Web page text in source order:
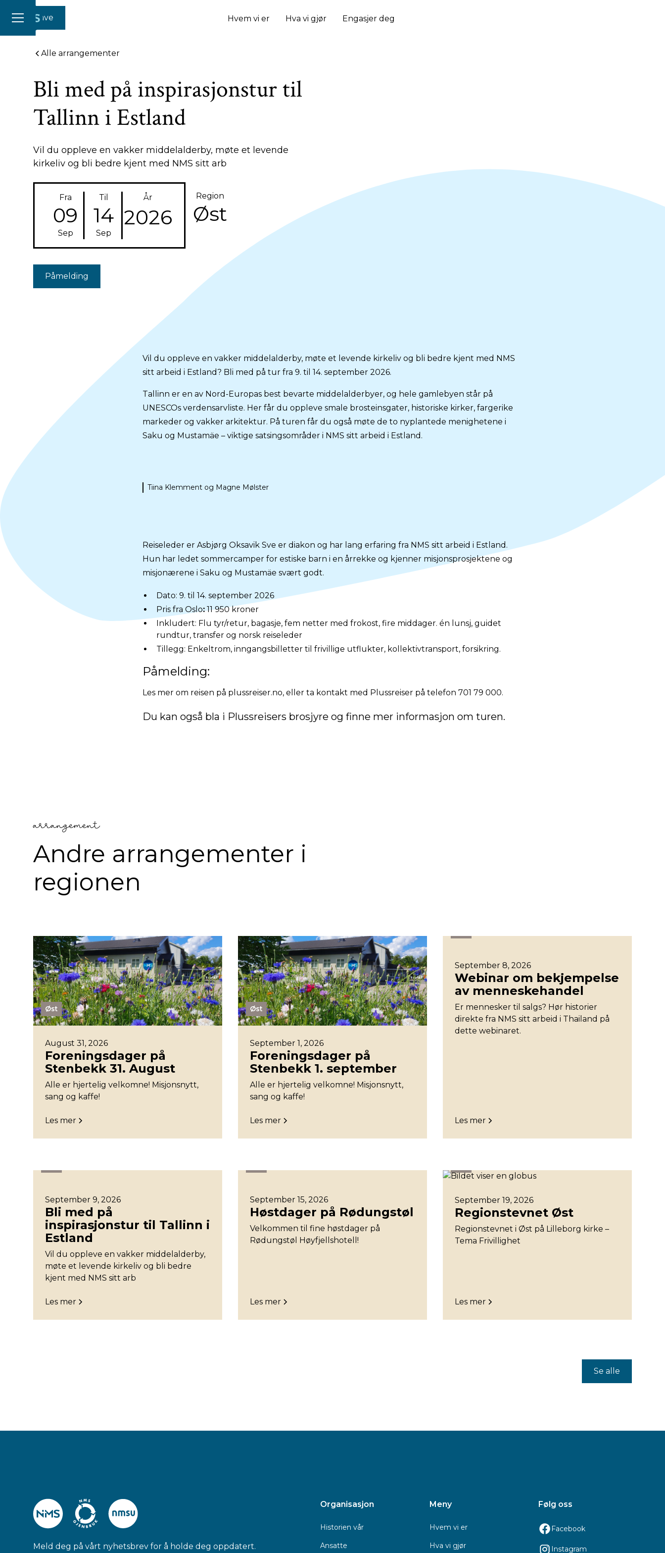
Hvem vi er Hva vi gjør Engasjer deg
Gi en gave
Alle arrangementer
Bli med på inspirasjonstur til
Tallinn i Estland
Vil du oppleve en vakker middelalderby, møte et levende
kirkeliv og bli bedre kjent med NMS sitt arb
Fra
09
Sep
Til
14
Sep
År
2026
Region
Øst
Påmelding
Vil du oppleve en vakker middelalderby, møte et levende kirkeliv og bli bedre kjent med NMS
sitt arbeid i Estland? Bli med på tur fra 9. til 14. september 2026.
Tallinn er en av Nord-Europas best bevarte middelalderbyer, og hele gamlebyen står på
UNESCOs verdensarvliste. Her får du oppleve smale brosteinsgater, historiske kirker, fargerike
markeder og vakker arkitektur. På turen får du også møte de to nyplantede menighetene i
Saku og Mustamäe – viktige satsingsområder i NMS sitt arbeid i Estland.
Tiina Klemment og Magne Mølster
Reiseleder er Asbjørg Oksavik Sve er diakon og har lang erfaring fra NMS sitt arbeid i Estland.
Hun har ledet sommercamper for estiske barn i en årrekke og kjenner misjonsprosjektene og
misjonærene i Saku og Mustamäe svært godt.
Dato: 9. til 14. september 2026
Pris fra Oslo:11 950 kroner
Inkludert: Flu tyr/retur, bagasje, fem netter med frokost, fire middager. én lunsj, guidet
rundtur, transfer og norsk reiseleder
Tillegg: Enkeltrom, inngangsbilletter til frivillige utflukter, kollektivtransport, forsikring.
Påmelding:
Les mer om reisen på plussreiser.no, eller ta kontakt med Plussreiser på telefon 701 79 000.
Du kan også bla i Plussreisers brosjyre og finne mer informasjon om turen.
arrangement
Andre arrangementer i
regionen
Øst
August 31, 2026
Foreningsdager på
Stenbekk 31. August
Alle er hjertelig velkomne! Misjonsnytt,
sang og kaffe!
Les mer
Øst
September 1, 2026
Foreningsdager på
Stenbekk 1. september
Alle er hjertelig velkomne! Misjonsnytt,
sang og kaffe!
Les mer
September 8, 2026
Webinar om bekjempelse
av menneskehandel
Er mennesker til salgs? Hør historier
direkte fra NMS sitt arbeid i Thailand på
dette webinaret.
Les mer
September 9, 2026
Bli med på
inspirasjonstur til Tallinn i
Estland
Vil du oppleve en vakker middelalderby,
møte et levende kirkeliv og bli bedre
kjent med NMS sitt arb
Les mer
September 15, 2026
Høstdager på Rødungstøl
Velkommen til fine høstdager på
Rødungstøl Høyfjellshotell!
Les mer
September 19, 2026
Regionstevnet Øst
Regionstevnet i Øst på Lilleborg kirke –
Tema Frivillighet
Les mer
Se alle
Meld deg på vårt nyhetsbrev for å holde deg oppdatert.
Organisasjon
Historien vår
Ansatte
Meny
Hvem vi er
Hva vi gjør
Følg oss
Facebook
Instagram